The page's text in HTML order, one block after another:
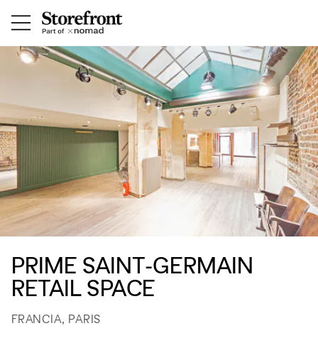
PRIME SAINT-GERMAIN
RETAIL SPACE
FRANCIA, PARIS